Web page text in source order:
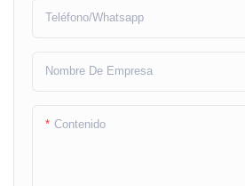
Teléfono/whatsapp
Nombre De Empresa
Contenido